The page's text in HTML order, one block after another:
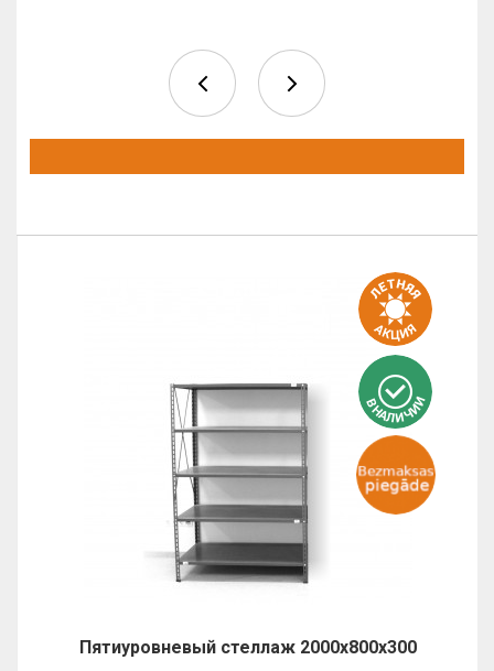
Пятиуровневый стеллаж 2000x800x300